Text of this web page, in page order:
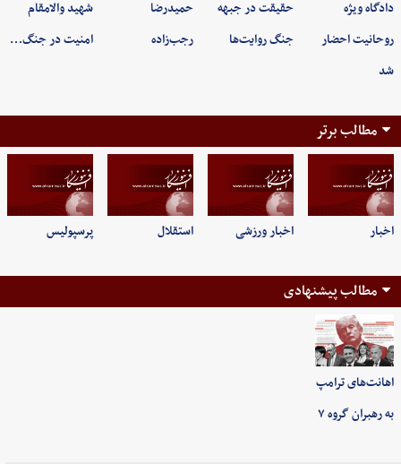
دادگاه ویژه
روحانیت احضار
شد
حقیقت در جبهه
جنگ روایت‌ها
حمیدرضا
رجب‌زاده
شهید والامقام
امنیت در جنگ…
مطالب برتر
اخبار اخبار ورزشی استقلال پرسپولیس
مطالب پیشنهادی
اهانت‌های ترامپ
به رهبران گروه ۷